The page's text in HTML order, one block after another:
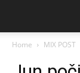
Home MIX POST